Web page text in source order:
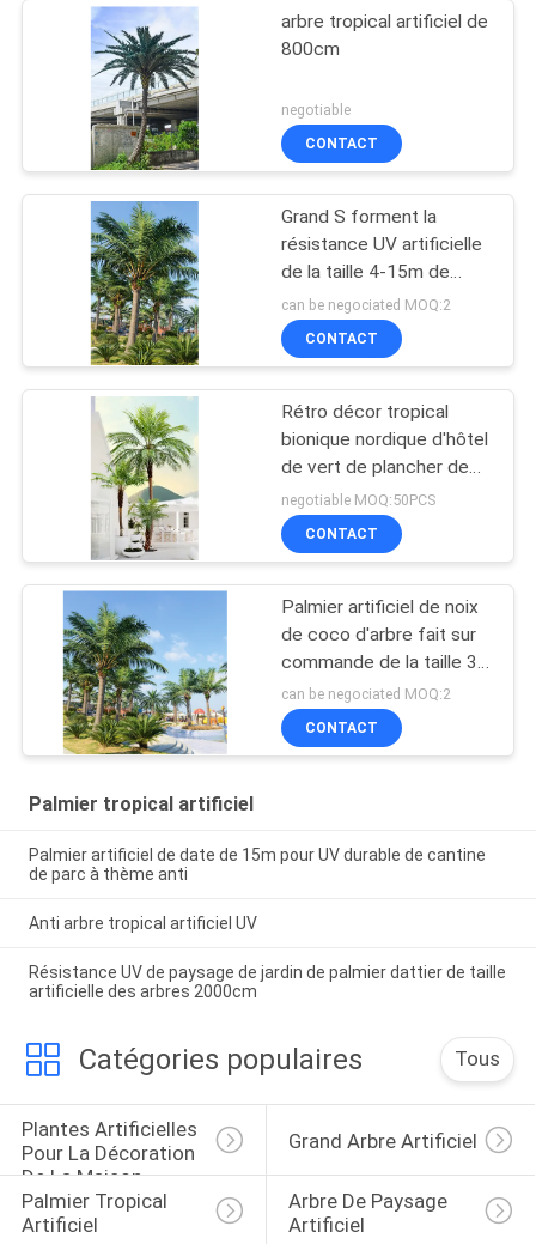
arbre tropical artificiel de
800cm
negotiable
CONTACT
Grand S forment la
résistance UV artificielle
de la taille 4-15m de
palmier de noix de coco
can be negociated MOQ:2
CONTACT
Rétro décor tropical
bionique nordique d'hôtel
de vert de plancher de
palmier de Phoenix
negotiable MOQ:50PCS
CONTACT
Palmier artificiel de noix
de coco d'arbre fait sur
commande de la taille 3-
30m pour des
événements extérieurs
can be negociated MOQ:2
CONTACT
Palmier tropical artificiel
Palmier artificiel de date de 15m pour UV durable de cantine
de parc à thème anti
Anti arbre tropical artificiel UV
Résistance UV de paysage de jardin de palmier dattier de taille
artificielle des arbres 2000cm
Catégories populaires Tous
Plantes Artificielles
Pour La Décoration
De La Maison
Grand Arbre Artificiel
Palmier Tropical
Artificiel
Arbre De Paysage
Artificiel